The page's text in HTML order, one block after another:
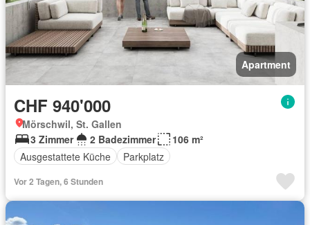
Apartment
CHF 940'000
Mörschwil, St. Gallen
3 Zimmer
2 Badezimmer
106 m²
Ausgestattete Küche
Parkplatz
Vor 2 Tagen, 6 Stunden